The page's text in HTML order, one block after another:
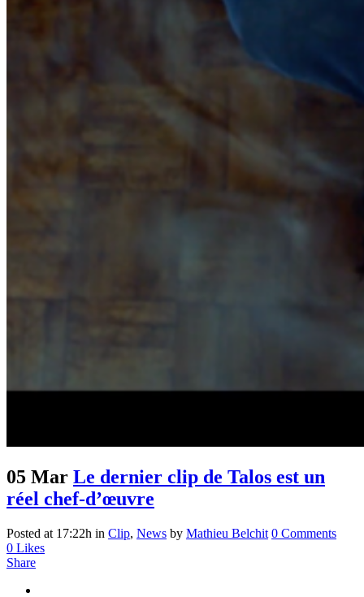
05 Mar Le dernier clip de Talos est un
réel chef-d’œuvre
Posted at 17:22h in Clip, News by Mathieu Belchit 0 Comments
0 Likes
Share